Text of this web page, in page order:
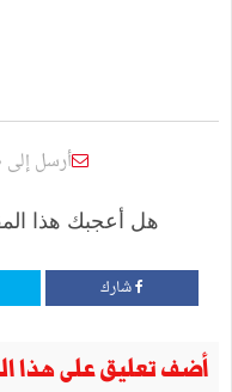
أرسل
هل أعجبك هذا
شارك
أضف تعليق على هذا